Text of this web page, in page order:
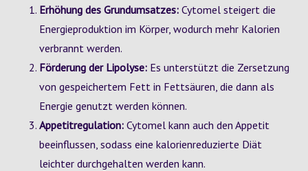
Erhöhung des Grundumsatzes:Cytomel steigert die
Energieproduktion im Körper, wodurch mehr Kalorien
verbrannt werden.
Förderung der Lipolyse:Es unterstützt die Zersetzung
von gespeichertem Fett in Fettsäuren, die dann als
Energie genutzt werden können.
Appetitregulation:Cytomel kann auch den Appetit
beeinflussen, sodass eine kalorienreduzierte Diät
leichter durchgehalten werden kann.